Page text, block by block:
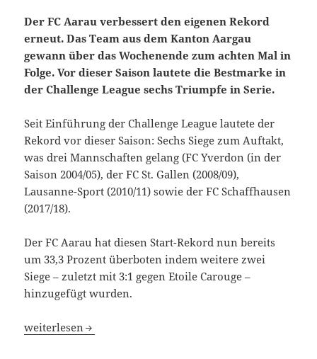
Der FC Aarau verbessert den eigenen Rekord
erneut. Das Team aus dem Kanton Aargau
gewann über das Wochenende zum achten Mal in
Folge. Vor dieser Saison lautete die Bestmarke in
der Challenge League sechs Triumpfe in Serie.
Seit Einführung der Challenge League lautete der
Rekord vor dieser Saison: Sechs Siege zum Auftakt,
was drei Mannschaften gelang (FC Yverdon (in der
Saison 2004/05), der FC St. Gallen (2008/09),
Lausanne-Sport (2010/11) sowie der FC Schaffhausen
(2017/18).
Der FC Aarau hat diesen Start-Rekord nun bereits
um 33,3 Prozent überboten indem weitere zwei
Siege – zuletzt mit 3:1 gegen Etoile Carouge –
hinzugefügt wurden.
FC Aarau schiebt die Messlatte weiter nach oben
weiterlesen